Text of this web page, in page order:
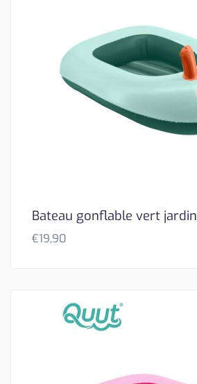
Bateau gonflable vert jardin
€19,90